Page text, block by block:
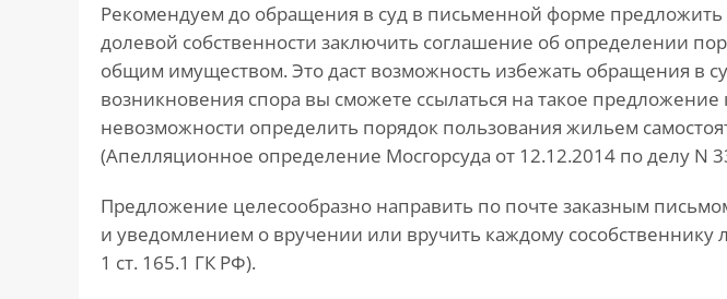
Рекомендуем до обращения в суд в письменной форме предложить
долевой собственности заключить соглашение об определении
общим имуществом. Это даст возможность избежать обращения в
возникновения спора вы сможете ссылаться на такое предложение
невозможности определить порядок пользования жильем
(Апелляционное определение Мосгорсуда от 12.12.2014 по делу N
Предложение целесообразно направить по почте заказным
и уведомлением о вручении или вручить каждому сособственнику
1 ст. 165.1 ГК РФ).